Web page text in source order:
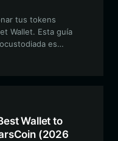
tus tokens
Wallet. Esta guía
es
EVM y participar
Wallet to
(2026